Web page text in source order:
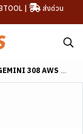
|
ส่งด่วน
AWS A5.4 E308-16